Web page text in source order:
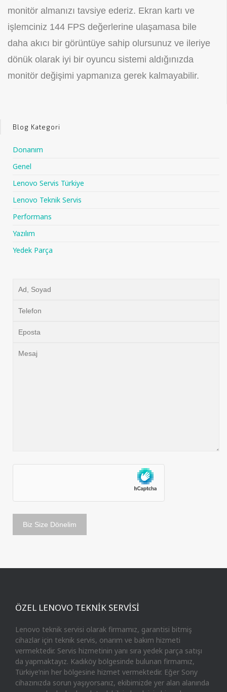
monitör almanızı tavsiye ederiz. Ekran kartı ve
işlemciniz 144 FPS değerlerine ulaşamasa bile
daha akıcı bir görüntüye sahip olursunuz ve ileriye
dönük olarak iyi bir oyuncu sistemi aldığınızda
monitör değişimi yapmanıza gerek kalmayabilir.
Blog Kategori
Donanım
Genel
Lenovo Servis Türkiye
Lenovo Teknik Servis
Performans
Yazılım
Yedek Parça
ÖZEL LENOVO TEKNİK SERVİSİ
Lenovo teknik servisi olarak firmamız, garantisi bitmiş
cihazlar için teknik servis, onarım ve bakım hizmeti
vermektedir. Servis hizmetinin yanı sıra yedek parça satışı
da yapmaktayız. Kadıköy bölgesinde bulunan firmamız,
Türkiye’nin her bölgesine hizmet vermektedir. Eğer Sony
cihazınızda sorun yaşıyorsanız, ekibimizde yer alan alanında